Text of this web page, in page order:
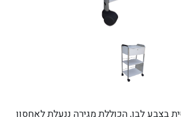
בצבע לבן, הכוללת מגירה ננעלת לאחסון